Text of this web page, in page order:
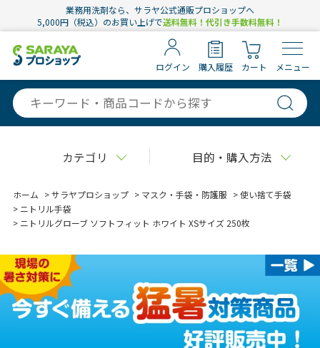
業務用洗剤なら、サラヤ公式通販プロショップへ
5,000円（税込）のお買い上げで送料無料！代引き手数料無料！
ログイン 購入履歴 カート メニュー
カテゴリ 目的・購入方法
ホーム >サラヤプロショップ > マスク・手袋・防護服 >使い捨て手袋
> ニトリル手袋
> ニトリルグローブ ソフトフィット ホワイト XSサイズ 250枚